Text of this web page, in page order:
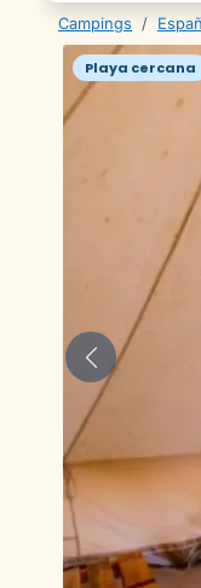
Campings /
Playa cercana
Anterior